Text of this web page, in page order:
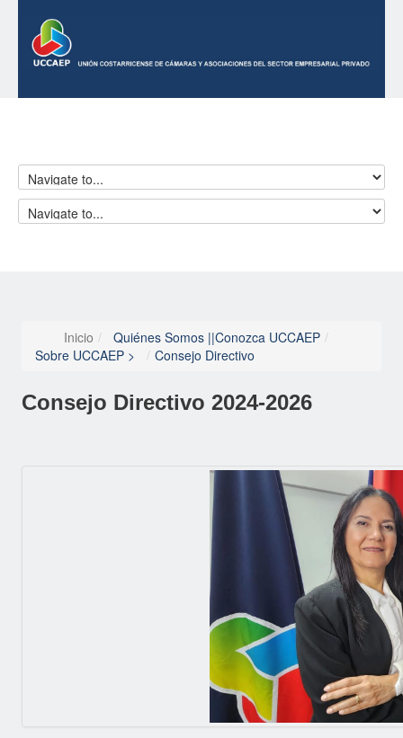
Inicio / Quiénes Somos ||Conozca UCCAEP /
Sobre UCCAEP >
/ Consejo Directivo
Consejo Directivo 2024-2026